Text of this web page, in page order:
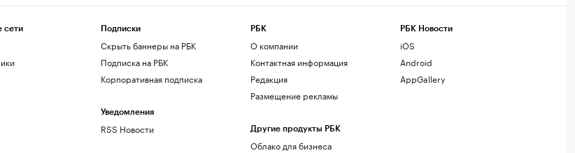
сети Подписки
Скрыть баннеры на РБК
Подписка на РБК
Корпоративная подписка
Уведомления
RSS Новости
РБК
О компании
Контактная информация
Редакция
Размещение рекламы
Другие продукты РБК
Облако для бизнеса
РБК Новости
iOS
Android
AppGallery